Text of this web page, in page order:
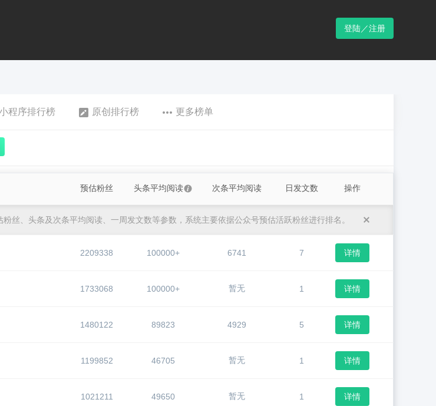
登陆／注册
程序排行榜 原创排行榜 更多榜单
预估粉丝 头条平均阅读 次条平均阅读 日发文数 操作
丝、头条及次条平均阅读、一周发文数等参数，系统主要依据公众号预估活跃粉丝进行排名。
2209338 100000+ 6741 7 详情
1733068 100000+ 暂无 1 详情
1480122 89823 4929 5 详情
1199852 46705 暂无 1 详情
1021211 49650 暂无 1 详情